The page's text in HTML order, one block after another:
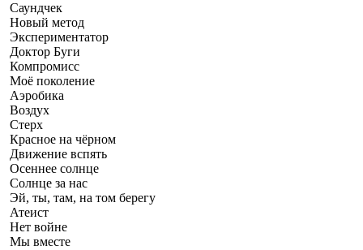
Саундчек
Новый метод
Экспериментатор
Доктор Буги
Компромисс
Моё поколение
Аэробика
Воздух
Стерх
Красное на чёрном
Движение вспять
Осеннее солнце
Солнце за нас
Эй, ты, там, на том берегу
Атеист
Нет войне
Мы вместе